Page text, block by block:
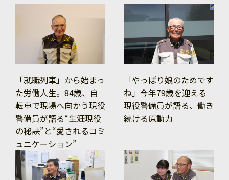
「就職列車」から始まっ
た労働人生。84歳、自
転車で現場へ向かう現役
警備員が語る“生涯現役
の秘訣”と“愛されるコミ
ュニケーション”
「やっぱり娘のためです
ね」今年79歳を迎える
現役警備員が語る、働き
続ける原動力